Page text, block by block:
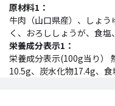
原材料1：
牛肉（山口県産）、しょ
く、おろししょうが、食塩
栄養成分表示1：
栄養成分表示(100g当り）
10.5g、炭水化物17.4g、食